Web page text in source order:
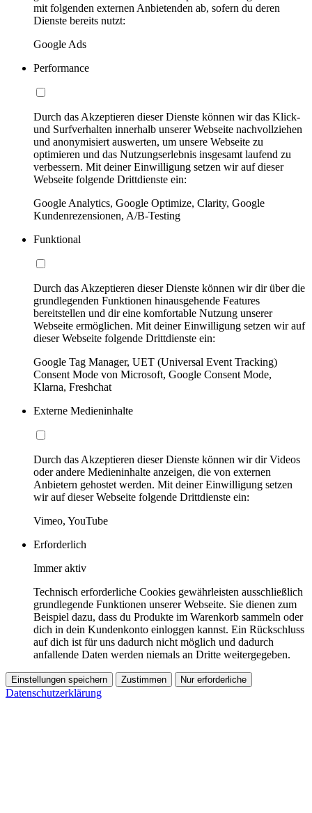
mit folgenden externen Anbietenden ab, sofern du deren
Dienste bereits nutzt:
Google Ads
Performance
Durch das Akzeptieren dieser Dienste können wir das Klick-
und Surfverhalten innerhalb unserer Webseite nachvollziehen
und anonymisiert auswerten, um unsere Webseite zu
optimieren und das Nutzungserlebnis insgesamt laufend zu
verbessern. Mit deiner Einwilligung setzen wir auf dieser
Webseite folgende Drittdienste ein:
Google Analytics, Google Optimize, Clarity, Google
Kundenrezensionen, A/B-Testing
Funktional
Durch das Akzeptieren dieser Dienste können wir dir über die
grundlegenden Funktionen hinausgehende Features
bereitstellen und dir eine komfortable Nutzung unserer
Webseite ermöglichen. Mit deiner Einwilligung setzen wir auf
dieser Webseite folgende Drittdienste ein:
Google Tag Manager, UET (Universal Event Tracking)
Consent Mode von Microsoft, Google Consent Mode,
Klarna, Freshchat
Externe Medieninhalte
Durch das Akzeptieren dieser Dienste können wir dir Videos
oder andere Medieninhalte anzeigen, die von externen
Anbietern gehostet werden. Mit deiner Einwilligung setzen
wir auf dieser Webseite folgende Drittdienste ein:
Vimeo, YouTube
Erforderlich
Immer aktiv
Technisch erforderliche Cookies gewährleisten ausschließlich
grundlegende Funktionen unserer Webseite. Sie dienen zum
Beispiel dazu, dass du Produkte im Warenkorb sammeln oder
dich in dein Kundenkonto einloggen kannst. Ein Rückschluss
auf dich ist für uns dadurch nicht möglich und dadurch
anfallende Daten werden niemals an Dritte weitergegeben.
Einstellungen speichern Zustimmen Nur erforderliche
Datenschutzerklärung